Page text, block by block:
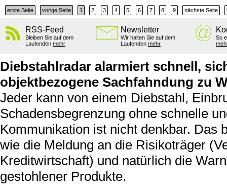
erste Seite vorige Seite 1 2 3 4 5 6 7 8 9 nächste Seite
RSS-Feed
Bleiben Sie auf dem
Laufenden mehr
Newsletter
Wir halten Sie auf dem
Laufenden mehr
So
Diebstahlradar alarmiert schnell,
objektbezogene Sachfahndung zu
Jeder kann von einem Diebstahl,
Schadensbegrenzung ohne schnelle
Kommunikation ist nicht denkbar. Das
wie die Meldung an die Risikoträger
Kreditwirtschaft) und natürlich die
gestohlener Produkte.